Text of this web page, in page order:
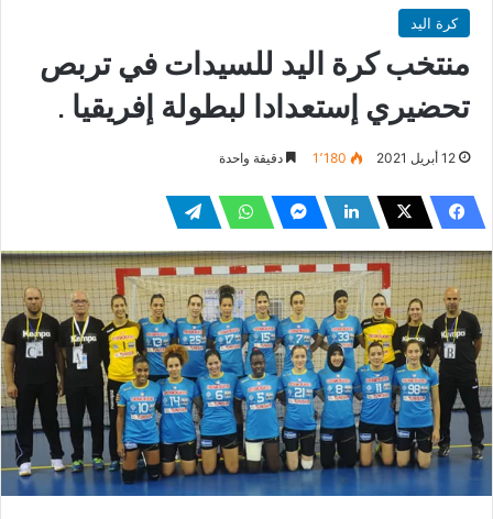
كرة اليد
منتخب كرة اليد للسيدات في تربص
تحضيري إستعدادا لبطولة إفريقيا .
12 أبريل 2021 1٬180 دقيقة واحدة